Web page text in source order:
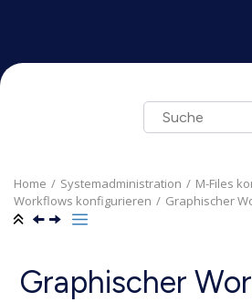
Home Systemadministration M-Files
Workflows konfigurieren
Graphischer
Graphischer